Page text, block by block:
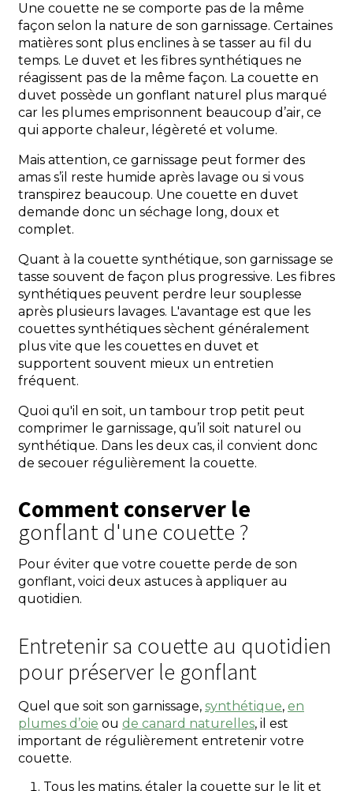
Une couette ne se comporte pas de la même
façon selon la nature de son garnissage. Certaines
matières sont plus enclines à se tasser au fil du
temps. Le duvet et les fibres synthétiques ne
réagissent pas de la même façon. La couette en
duvet possède un gonflant naturel plus marqué
car les plumes emprisonnent beaucoup d’air, ce
qui apporte chaleur, légèreté et volume.
Mais attention, ce garnissage peut former des
amas s’il reste humide après lavage ou si vous
transpirez beaucoup. Une couette en duvet
demande donc un séchage long, doux et
complet.
Quant à la couette synthétique, son garnissage se
tasse souvent de façon plus progressive. Les fibres
synthétiques peuvent perdre leur souplesse
après plusieurs lavages. L'avantage est que les
couettes synthétiques sèchent généralement
plus vite que les couettes en duvet et
supportent souvent mieux un entretien
fréquent.
Quoi qu'il en soit, un tambour trop petit peut
comprimer le garnissage, qu’il soit naturel ou
synthétique. Dans les deux cas, il convient donc
de secouer régulièrement la couette.
Comment conserver le
gonflant d'une couette ?
Pour éviter que votre couette perde de son
gonflant, voici deux astuces à appliquer au
quotidien.
Entretenir sa couette au quotidien
pour préserver le gonflant
Quel que soit son garnissage, synthétique, en
plumes d’oie ou de canard naturelles, il est
important de régulièrement entretenir votre
couette.
Tous les matins, étaler la couette sur le lit et